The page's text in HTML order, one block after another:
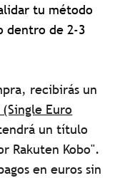
tu método
dentro de 2-3
recibirás un
(Single Euro
un título
Rakuten Kobo".
en euros sin